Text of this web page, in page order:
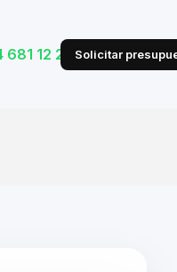
681 12 28 53Solicitar